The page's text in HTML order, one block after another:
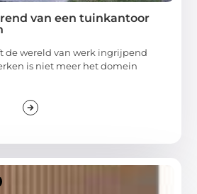
van een tuinkantoor
de wereld van werk ingrijpend
is niet meer het domein